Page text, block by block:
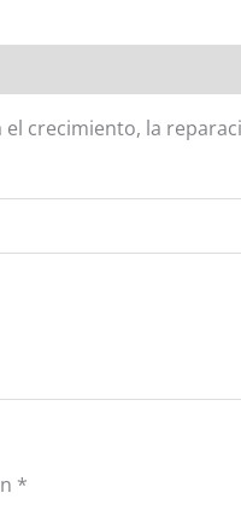
crecimiento, la
*